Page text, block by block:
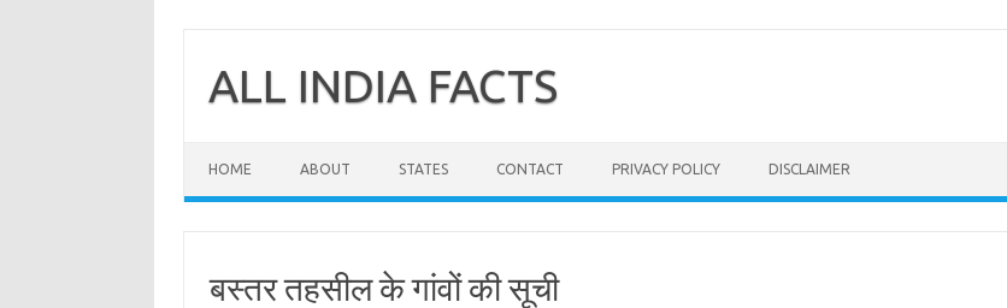
contentALL INDIA FACTS
HOME ABOUT STATES CONTACT PRIVACY POLICY DISCLAIMER
बस्तर तहसील के गांवों की सूची